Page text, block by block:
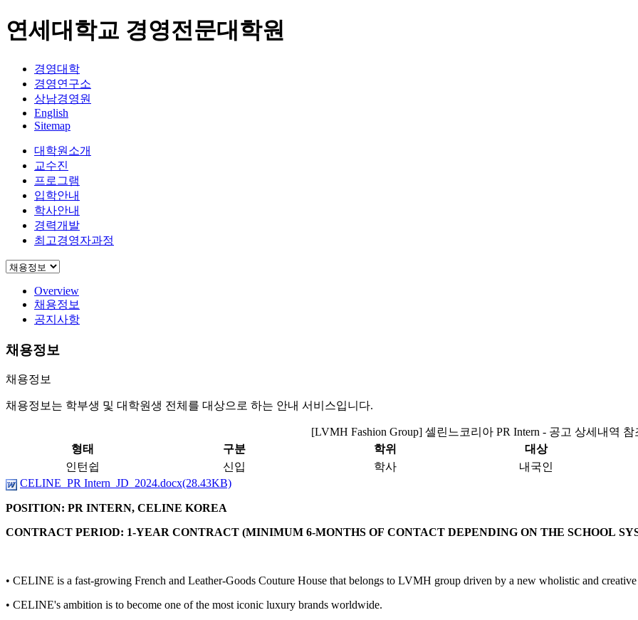
연세대학교 경영전문대학원
경영대학
경영연구소
상남경영원
English
Sitemap
대학원소개
교수진
프로그램
입학안내
학사안내
경력개발
최고경영자과정
Overview
채용정보
공지사항
채용정보
채용정보
채용정보는 학부생 및 대학원생 전체를 대상으로 하는 안내 서비스입니다.
[LVMH Fashion Group] 셀린느코리아 PR Intern - 공고 상세내역 참
형태
구분 학위
대상
인턴쉽
신입 학사
내국인
CELINE_PR Intern_JD_2024.docx(28.43KB)
POSITION: PR INTERN, CELINE KOREA
CONTRACT PERIOD: 1-YEAR CONTRACT (MINIMUM 6-MONTHS OF CONTACT DEPENDING ON THE SCHOOL
• CELINE is a fast-growing French and Leather-Goods Couture House that belongs to LVMH group driven by a new wholistic and
• CELINE's ambition is to become one of the most iconic luxury brands worldwide.